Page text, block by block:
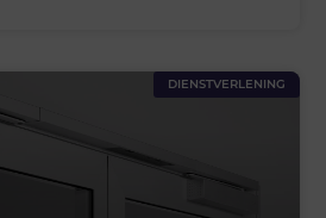
DIENSTVERLENING